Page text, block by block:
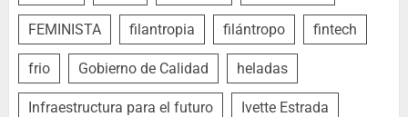
FEMINISTA filantropia filántropo fintech
frio Gobierno de Calidad heladas
Infraestructura para el futuro Ivette Estrada